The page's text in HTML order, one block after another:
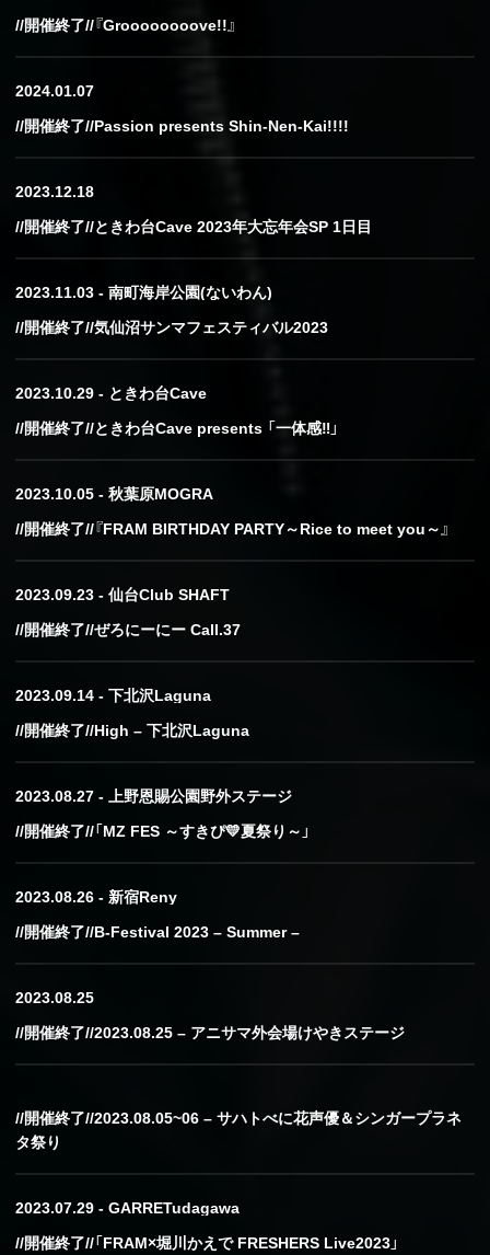
//開催終了//『Groooooooove!!』
2024.01.07
//開催終了//Passion presents Shin-Nen-Kai!!!!
2023.12.18
//開催終了//ときわ台Cave 2023年大忘年会SP 1日目
2023.11.03 - 南町海岸公園(ないわん)
//開催終了//気仙沼サンマフェスティバル2023
2023.10.29 - ときわ台Cave
//開催終了//ときわ台Cave presents 「一体感‼️」
2023.10.05 - 秋葉原MOGRA
//開催終了//『FRAM BIRTHDAY PARTY～Rice to meet you～』
2023.09.23 - 仙台Club SHAFT
//開催終了//ぜろにーにー Call.37
2023.09.14 - 下北沢Laguna
//開催終了//High – 下北沢Laguna
2023.08.27 - 上野恩賜公園野外ステージ
//開催終了//「MZ FES ～すきぴ💛夏祭り～」
2023.08.26 - 新宿Reny
//開催終了//B-Festival 2023 – Summer –
2023.08.25
//開催終了//2023.08.25 – アニサマ外会場けやきステージ
//開催終了//2023.08.05~06 – サハトべに花声優＆シンガープラネ
タ祭り
2023.07.29 - GARRETudagawa
//開催終了//「FRAM×堀川かえで FRESHERS Live2023」